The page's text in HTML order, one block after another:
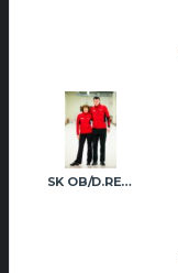
SK OB/D.REGŽA A.REGŽA